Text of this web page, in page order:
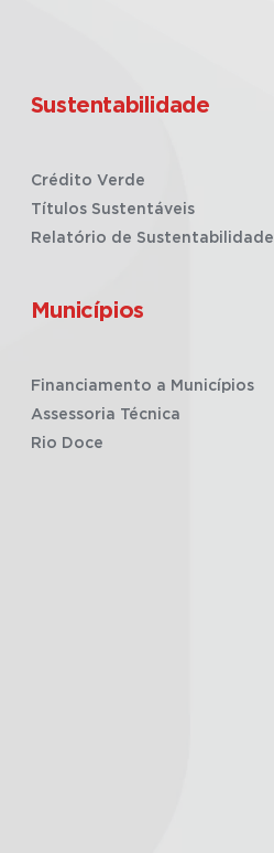
Sustentabilidade
Crédito Verde
Títulos Sustentáveis
Relatório de Sustentabilidade
Municípios
Financiamento a Municípios
Assessoria Técnica
Rio Doce